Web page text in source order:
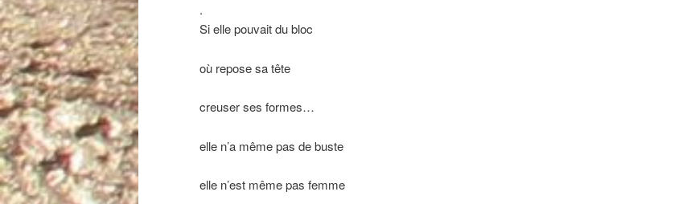
.
Si elle pouvait du bloc
où repose sa tête
creuser ses formes…
elle n’a même pas de buste
elle n’est même pas femme